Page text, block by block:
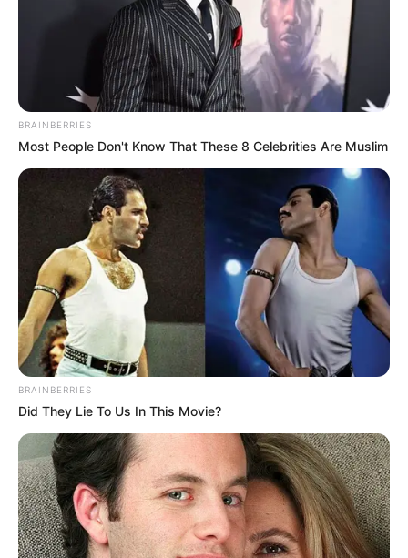
Zwecke kostenlos benutzt werden. Weiteres siehe
.
Das Wissen, das die Bauern schon seit Jahrtausenden
bei der Tier- und Pflanzenzucht anwenden, hatte
mussten die Abstammungslehre ja endlich auch mal
weitere Kalauer
Quermania folgen: Impressum & Kontakt
Smartphone Startseite
Suchen:
BRAINBERRIES
Most People Don't Know That These 8 Celebrities Are Muslim
BRAINBERRIES
Did They Lie To Us In This Movie?